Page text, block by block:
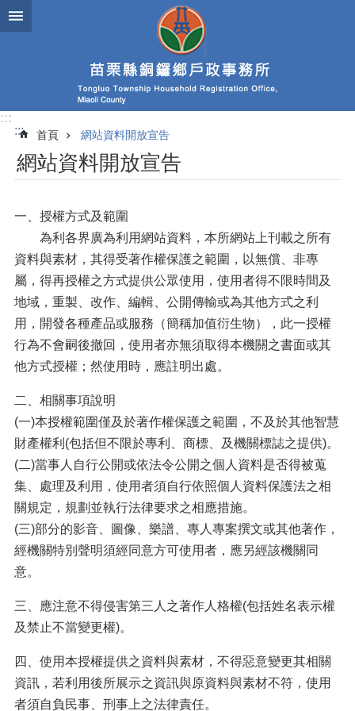
跳到主要內容區塊
:::
:::
首頁 網站資料開放宣告
網站資料開放宣告
一、授權方式及範圍
為利各界廣為利用網站資料，本所網站上刊載之所有
資料與素材，其得受著作權保護之範圍，以無償、非專
屬，得再授權之方式提供公眾使用，使用者得不限時間及
地域，重製、改作、編輯、公開傳輸或為其他方式之利
用，開發各種產品或服務（簡稱加值衍生物），此一授權
行為不會嗣後撤回，使用者亦無須取得本機關之書面或其
他方式授權；然使用時，應註明出處。
二、相關事項說明
(一)本授權範圍僅及於著作權保護之範圍，不及於其他智慧
財產權利(包括但不限於專利、商標、及機關標誌之提供)。
(二)當事人自行公開或依法令公開之個人資料是否得被蒐
集、處理及利用，使用者須自行依照個人資料保護法之相
關規定，規劃並執行法律要求之相應措施。
(三)部分的影音、圖像、樂譜、專人專案撰文或其他著作，
經機關特別聲明須經同意方可使用者，應另經該機關同
意。
三、應注意不得侵害第三人之著作人格權(包括姓名表示權
及禁止不當變更權)。
四、使用本授權提供之資料與素材，不得惡意變更其相關
資訊，若利用後所展示之資訊與原資料與素材不符，使用
者須自負民事、刑事上之法律責任。